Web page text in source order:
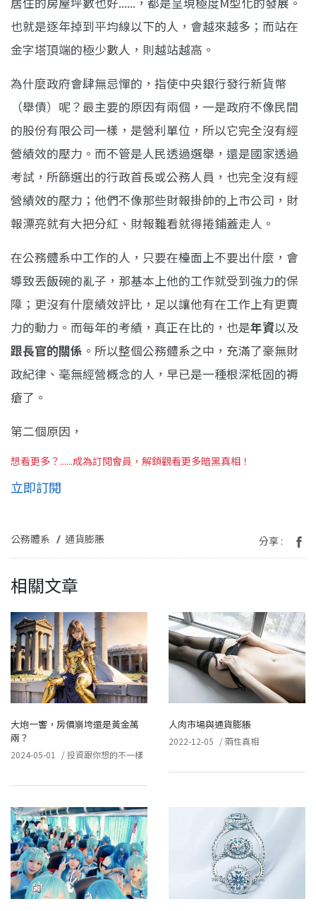
也就是逐年掉到平均線以下的人，會越來越多；而站在
金字塔頂端的極少數人，則越站越高。
為什麼政府會肆無忌憚的，指使中央銀行發行新貨幣
（舉債）呢？最主要的原因有兩個，一是政府不像民間
的股份有限公司一樣，是營利單位，所以它完全沒有經
營績效的壓力。而不管是人民透過選舉，還是國家透過
考試，所篩選出的行政首長或公務人員，也完全沒有經
營績效的壓力；他們不像那些財報掛帥的上市公司，財
報漂亮就有大把分紅、財報難看就得捲鋪蓋走人。
在公務體系中工作的人，只要在檯面上不要出什麼，會
導致丟飯碗的亂子，那基本上他的工作就受到強力的保
障；更沒有什麼績效評比，足以讓他有在工作上有更賣
力的動力。而每年的考績，真正在比的，也是年資以及
跟長官的關係 。所以整個公務體系之中，充滿了豪無財
政紀律、毫無經營概念的人，早已是一種根深柢固的褥
瘡了。
第二個原因，
想看更多？......成為訂閱會員，解鎖觀看更多暗黑真相！
立即訂閱
公務體系 通貨膨脹 分享 :
相關文章
大炮一響，房價崩垮還是黃金萬
兩？
2024-05-01 /投資跟你想的不一樣
人肉市場與通貨膨脹
2022-12-05 /兩性真相